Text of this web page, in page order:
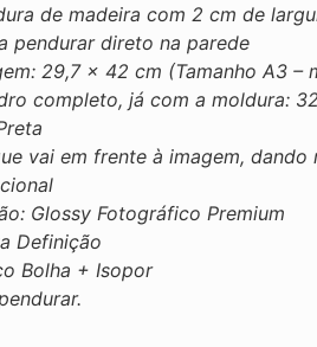
de madeira com 2 cm de
pendurar direto na parede
29,7 × 42 cm (Tamanho A3 –
completo, já com a moldura:
vai em frente à imagem,
Glossy Fotográfico Premium
Definição
Bolha + Isopor